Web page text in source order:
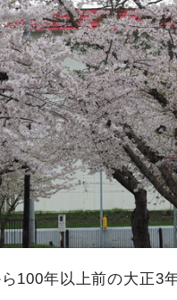
100年以上前の大正3